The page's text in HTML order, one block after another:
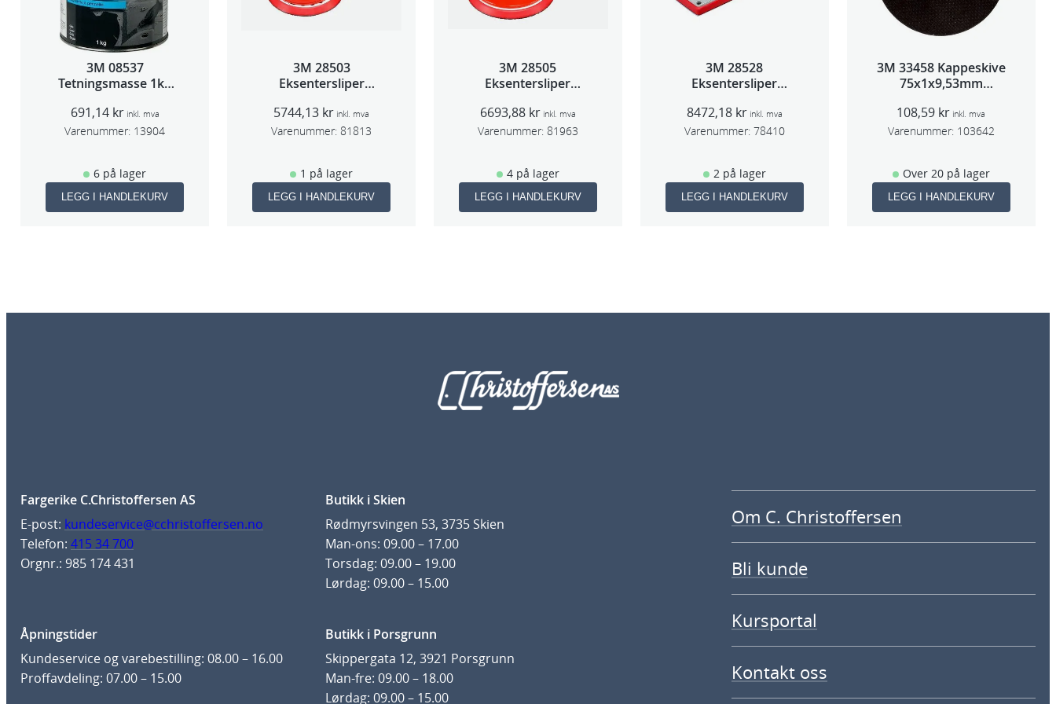
3M 08537
Tetningsmasse 1kg
691,14 kr inkl. mva
Varenummer: 13904
6 på lager
LEGG I HANDLEKURV
3M 28503
Eksentersliper
slag 75mm
5744,13 kr inkl. mva
Varenummer: 81813
1 på lager
LEGG I HANDLEKURV
3M 28505
Eksentersliper
slag 75mm
6693,88 kr inkl. mva
Varenummer: 81963
4 på lager
LEGG I HANDLEKURV
3M 28528
Eksentersliper
slag 70×198
8472,18 kr inkl. mva
Varenummer: 78410
2 på lager
LEGG I HANDLEKURV
3M 33458 Kappeskive
75x1x9,53mm
108,59 kr inkl. mva
Varenummer: 103642
Over 20 på lager
LEGG I HANDLEKURV
Fargerike C.Christoffersen AS
E-post: kundeservice@cchristoffersen.no
Telefon: 415 34 700
Orgnr.: 985 174 431
Butikk i Skien
Rødmyrsvingen 53, 3735 Skien
Man-ons: 09.00 – 17.00
Torsdag: 09.00 – 19.00
Lørdag: 09.00 – 15.00
Åpningstider
Kundeservice og varebestilling: 08.00 – 16.00
Proffavdeling: 07.00 – 15.00
Butikk i Porsgrunn
Skippergata 12, 3921 Porsgrunn
Man-fre: 09.00 – 18.00
Lørdag: 09.00 – 15.00
Om C. Christoffersen
Bli kunde
Kursportal
Kontakt oss